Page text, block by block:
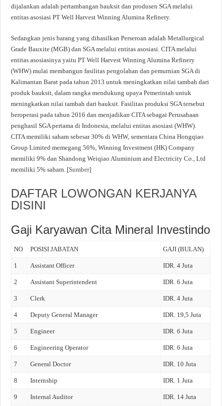
dijalankan adalah pertambangan bauksit dan produsen SGA melalui
entitas asosiasi PT Well Harvest Winning Alumina Refinery.
Sedangkan jenis barang yang dihasilkan Perseroan adalah Metallurgical
Grade Bauxite (MGB) dan SGA melalui entitas asosiasi. CITA melalui
entitas asosiasinya yaitu PT Well Harvest Winning Alumina Refinery
(WHW) mulai membangun fasilitas pengolahan dan pemurnian SGA di
Kalimantan Barat pada tahun 2013 untuk meningkatkan nilai tambah dari
produk bauksit, dalam rangka mendukung upaya Pemerintah untuk
meningkatkan nilai tambah dari bauksit. Fasilitas produksi SGA tersebut
beroperasi pada tahun 2016 dan menjadikan CITA sebagai Perusahaan
penghasil SGA pertama di Indonesia, melalui entitas asosiasi (WHW).
CITA memiliki saham sebesar 30% di WHW, sementara China Hongqiao
Group Limited memegang 56%, Winning Investment (HK) Company
memiliki 9% dan Shandong Weiqiao Aluminium and Electricity Co., Ltd
memiliki 5% saham. [Sumber]
DAFTAR LOWONGAN KERJANYA
DISINI
Gaji Karyawan Cita Mineral Investindo
NO POSISI JABATAN GAJI (BULAN)
1 Assistant Officer IDR. 4 Juta
2 Assistant Superintendent IDR. 6 Juta
3 Clerk IDR. 4 Juta
4 Deputy General Manager IDR. 19,5 Juta
5 Engineer IDR. 6 Juta
6 Engineering Operator IDR. 6 Juta
7 General Doctor IDR. 10 Juta
8 Internship IDR. 1 Juta
9 Internal Auditor IDR. 14 Juta